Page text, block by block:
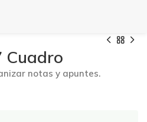
Cuadro
notas y apuntes.